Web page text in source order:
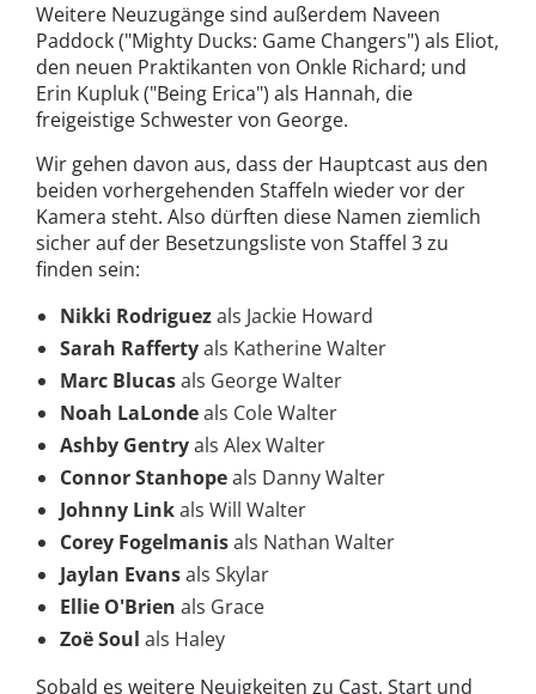
Weitere Neuzugänge sind außerdem Naveen
Paddock ("Mighty Ducks: Game Changers") als Eliot,
den neuen Praktikanten von Onkle Richard; und
Erin Kupluk ("Being Erica") als Hannah, die
freigeistige Schwester von George.
Wir gehen davon aus, dass der Hauptcast aus den
beiden vorhergehenden Staffeln wieder vor der
Kamera steht. Also dürften diese Namen ziemlich
sicher auf der Besetzungsliste von Staffel 3 zu
finden sein:
Nikki Rodriguezals Jackie Howard
Sarah Raffertyals Katherine Walter
Marc Blucasals George Walter
Noah LaLondeals Cole Walter
Ashby Gentryals Alex Walter
Connor Stanhopeals Danny Walter
Johnny Linkals Will Walter
Corey Fogelmanisals Nathan Walter
Jaylan Evansals Skylar
Ellie O'Brien als Grace
Zoë Soul als Haley
Sobald es weitere Neuigkeiten zu Cast, Start und